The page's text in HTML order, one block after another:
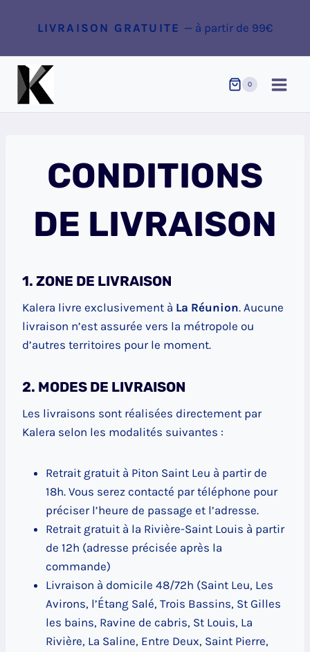
LIVRAISON GRATUITE — à partir de 99€
0
CONDITIONS
DE LIVRAISON
1. ZONE DE LIVRAISON
Kalera livre exclusivement à La Réunion. Aucune
livraison n’est assurée vers la métropole ou
d’autres territoires pour le moment.
2. MODES DE LIVRAISON
Les livraisons sont réalisées directement par
Kalera selon les modalités suivantes :
Retrait gratuit à Piton Saint Leu à partir de
18h. Vous serez contacté par téléphone pour
préciser l’heure de passage et l’adresse.
Retrait gratuit à la Rivière-Saint Louis à partir
de 12h (adresse précisée après la
commande)
Livraison à domicile 48/72h (Saint Leu, Les
Avirons, l’Étang Salé, Trois Bassins, St Gilles
les bains, Ravine de cabris, St Louis, La
Rivière, La Saline, Entre Deux, Saint Pierre,